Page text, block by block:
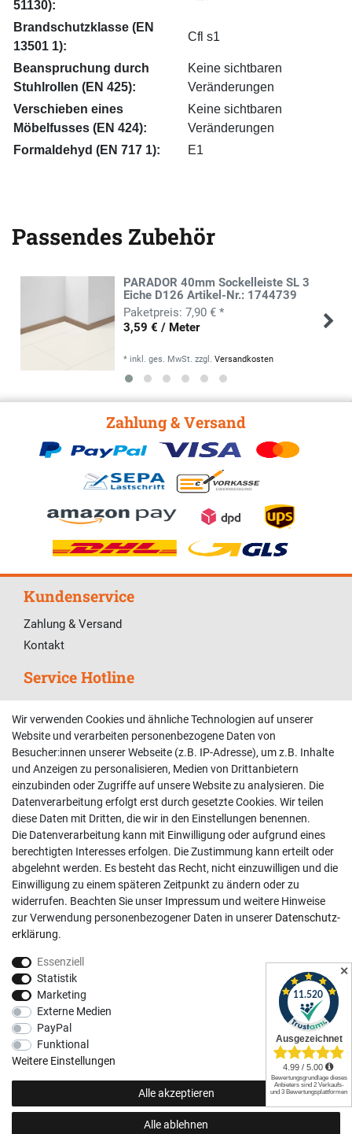
51130):
Brandschutzklasse (EN
13501 1):
Cfl s1
Beanspruchung durch
Stuhlrollen (EN 425):
Keine sichtbaren
Veränderungen
Verschieben eines
Möbelfusses (EN 424):
Keine sichtbaren
Veränderungen
Formaldehyd (EN 717 1):
E1
Passendes Zubehör
PARADOR 40mm Sockelleiste SL 3
Eiche D126 Artikel-Nr.: 1744739
7,90 € *
3,59 € / Meter
* inkl. ges. MwSt. zzgl.Versandkosten
Zahlung & Versand
Kundenservice
Zahlung & Versand
Kontakt
Service Hotline
Telefonische Unterstützung und Beratung unter:
02381 9878909
Mo-Fr, 9:00 - 18:00 Uhr
Sa, 9:00 - 13:00 Uhr
Kundenkonto
Registrieren
Login
Hilfe
Informationen
Impressum
Datenschutzerklärung
AGB
Vertrag widerrufen
Social Media
✕
Wir verwenden Cookies und ähnliche Technologien auf unserer
Website und verarbeiten personenbezogene Daten von
Besucher:innen unserer Webseite (z.B. IP-Adresse), um z.B. Inhalte
und Anzeigen zu personalisieren, Medien von Drittanbietern
einzubinden oder Zugriffe auf unsere Website zu analysieren. Die
Datenverarbeitung erfolgt erst durch gesetzte Cookies. Wir teilen
diese Daten mit Dritten, die wir in den Einstellungen benennen.
Die Datenverarbeitung kann mit Einwilligung oder aufgrund eines
berechtigten Interesses erfolgen. Die Zustimmung kann erteilt oder
abgelehnt werden. Es besteht das Recht, nicht einzuwilligen und die
Einwilligung zu einem späteren Zeitpunkt zu ändern oder zu
widerrufen. Beachten Sie unser Impressum und weitere Hinweise
zur Verwendung personenbezogener Daten in unserer Daten­schutz­
erklärung.
Essenziell
Statistik
Marketing
Externe Medien
PayPal
Funktional
Weitere Einstellungen
Alle akzeptieren
Alle ablehnen